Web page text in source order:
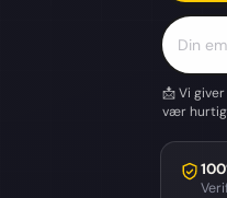
📩 Vi
vær